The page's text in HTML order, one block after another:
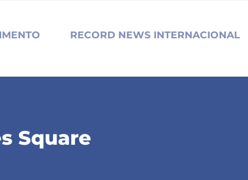
RECORD NEWS INTERNACIONAL
Square